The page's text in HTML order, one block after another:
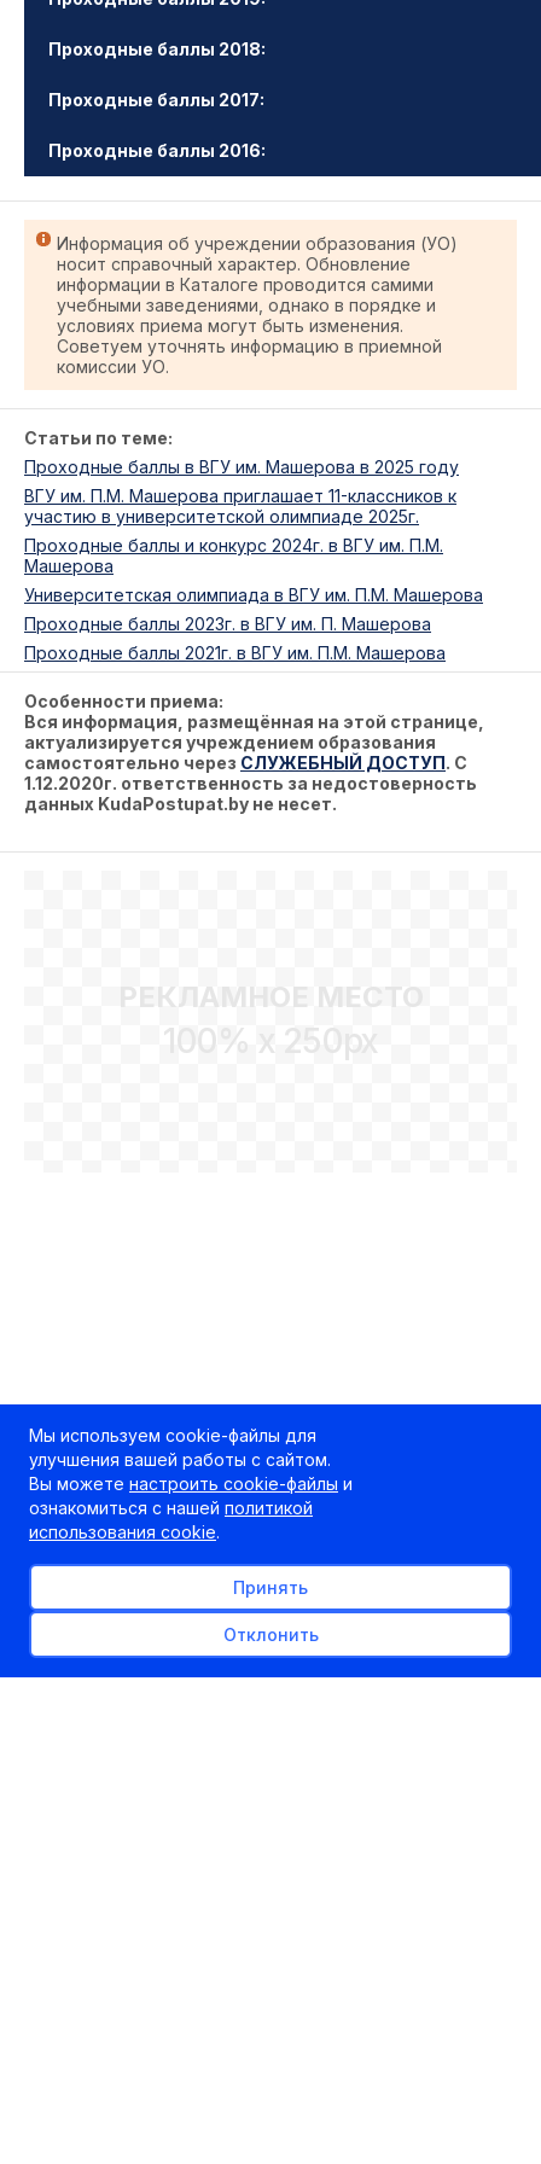
Проходные баллы 2018:
Проходные баллы 2017:
Проходные баллы 2016:
Информация об учреждении образования (УО)
носит справочный характер. Обновление
информации в Каталоге проводится самими
учебными заведениями, однако в порядке и
условиях приема могут быть изменения.
Советуем уточнять информацию в приемной
комиссии УО.
Статьи по теме:
Проходные баллы в ВГУ им. Машерова в 2025 году
ВГУ им. П.М. Машерова приглашает 11-классников к
участию в университетской олимпиаде 2025г.
Проходные баллы и конкурс 2024г. в ВГУ им. П.М.
Машерова
Университетская олимпиада в ВГУ им. П.М. Машерова
Проходные баллы 2023г. в ВГУ им. П. Машерова
Проходные баллы 2021г. в ВГУ им. П.М. Машерова
Особенности приема:
Вся информация, размещённая на этой странице,
актуализируется учреждением образования
самостоятельно через СЛУЖЕБНЫЙ ДОСТУП. С
1.12.2020г. ответственность за недостоверность
данных KudaPostupat.by не несет.
РЕКЛАМНОЕ МЕСТО
100% x 250px
Мы используем cookie-файлы для
улучшения вашей работы с сайтом.
Вы можете настроить cookie-файлы и
ознакомиться с нашей политикой
использования cookie.
Принять
Отклонить